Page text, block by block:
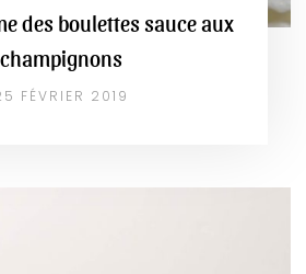
des boulettes sauce aux
champignons
FÉVRIER 2019